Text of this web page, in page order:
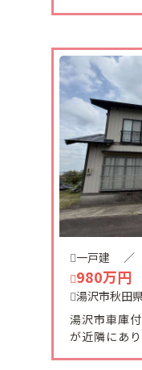
セントラルハイ
有難うございます。
2026-03-14
セントラルハイ
有難うございます
2026-03-05
平城町平屋貸家
有難うございます
セントラルハイ
致しました。
内覧ご希望の方
一戸建 ／
980万円
湯沢市秋田
湯沢市車庫
が近隣にあり